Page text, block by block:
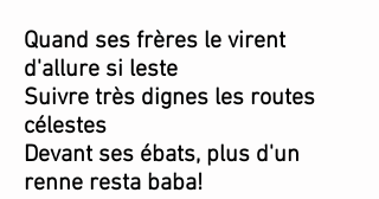
Quand ses frères le virent
d'allure si leste
Suivre très dignes les routes
célestes
Devant ses ébats, plus d'un
renne resta baba!